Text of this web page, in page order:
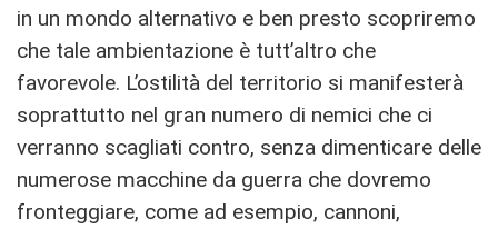
in un mondo alternativo e ben presto scopriremo
che tale ambientazione è tutt’altro che
favorevole. L’ostilità del territorio si manifesterà
soprattutto nel gran numero di nemici che ci
verranno scagliati contro, senza dimenticare delle
numerose macchine da guerra che dovremo
fronteggiare, come ad esempio, cannoni,